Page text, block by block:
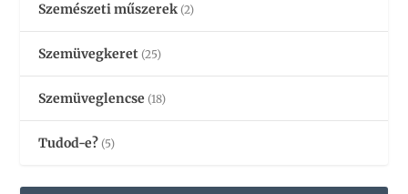
Szemészeti műszerek (2)
Szemüvegkeret (25)
Szemüveglencse (18)
Tudod-e? (5)